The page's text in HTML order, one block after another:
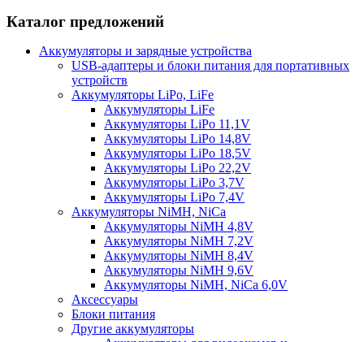
Каталог предложений
Аккумуляторы и зарядные устройства
USB-адаптеры и блоки питания для портативных
устройств
Аккумуляторы LiPo, LiFe
Аккумуляторы LiFe
Аккумуляторы LiPo 11,1V
Аккумуляторы LiPo 14,8V
Аккумуляторы LiPo 18,5V
Аккумуляторы LiPo 22,2V
Аккумуляторы LiPo 3,7V
Аккумуляторы LiPo 7,4V
Аккумуляторы NiMH, NiCa
Аккумуляторы NiMH 4,8V
Аккумуляторы NiMH 7,2V
Аккумуляторы NiMH 8,4V
Аккумуляторы NiMH 9,6V
Аккумуляторы NiMH, NiCa 6,0V
Аксессуары
Блоки питания
Другие аккумуляторы